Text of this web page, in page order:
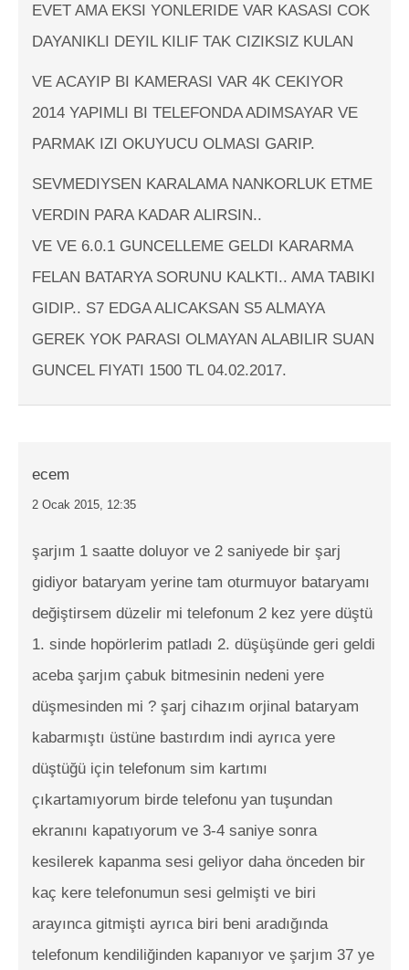
EVET AMA EKSI YONLERIDE VAR KASASI COK
DAYANIKLI DEYIL KILIF TAK CIZIKSIZ KULAN
VE ACAYIP BI KAMERASI VAR 4K CEKIYOR
2014 YAPIMLI BI TELEFONDA ADIMSAYAR VE
PARMAK IZI OKUYUCU OLMASI GARIP.
SEVMEDIYSEN KARALAMA NANKORLUK ETME
VERDIN PARA KADAR ALIRSIN..
VE VE 6.0.1 GUNCELLEME GELDI KARARMA
FELAN BATARYA SORUNU KALKTI.. AMA TABIKI
GIDIP.. S7 EDGA ALICAKSAN S5 ALMAYA
GEREK YOK PARASI OLMAYAN ALABILIR SUAN
GUNCEL FIYATI 1500 TL 04.02.2017.
ecem
2 Ocak 2015, 12:35
şarjım 1 saatte doluyor ve 2 saniyede bir şarj
gidiyor bataryam yerine tam oturmuyor bataryamı
değiştirsem düzelir mi telefonum 2 kez yere düştü
1. sinde hopörlerim patladı 2. düşüşünde geri geldi
aceba şarjım çabuk bitmesinin nedeni yere
düşmesinden mi ? şarj cihazım orjinal bataryam
kabarmıştı üstüne bastırdım indi ayrıca yere
düştüğü için telefonum sim kartımı
çıkartamıyorum birde telefonu yan tuşundan
ekranını kapatıyorum ve 3-4 saniye sonra
kesilerek kapanma sesi geliyor daha önceden bir
kaç kere telefonumun sesi gelmişti ve biri
arayınca gitmişti ayrıca biri beni aradığında
telefonum kendiliğinden kapanıyor ve şarjım 37 ye